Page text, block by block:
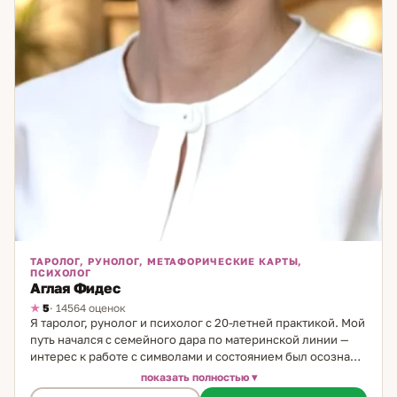
ТАРОЛОГ, РУНОЛОГ, МЕТАФОРИЧЕСКИЕ КАРТЫ,
ПСИХОЛОГ
Аглая Фидес
5· 14564 оценок
Я таролог, рунолог и психолог с 20-летней практикой. Мой
путь начался с семейного дара по материнской линии —
интерес к работе с символами и состоянием был осознан с
детства. Со временем я выбрала викканскую традицию как
основу своего метода, дополнив её психологическим
показать полностью